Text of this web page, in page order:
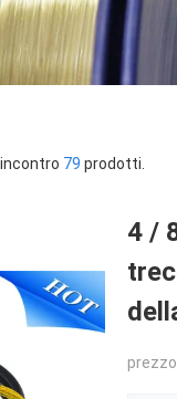
79 prodotti.
4 /